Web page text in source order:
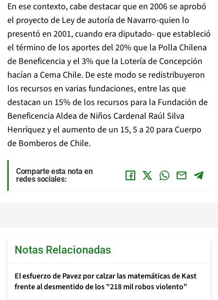
En ese contexto, cabe destacar que en 2006 se aprobó
el proyecto de Ley de autoría de Navarro-quien lo
presentó en 2001, cuando era diputado- que estableció
el término de los aportes del 20% que la Polla Chilena
de Beneficencia y el 3% que la Lotería de Concepción
hacían a Cema Chile. De este modo se redistribuyeron
los recursos en varias fundaciones, entre las que
destacan un 15% de los recursos para la Fundación de
Beneficencia Aldea de Niños Cardenal Raúl Silva
Henríquez y el aumento de un 15, 5 a 20 para Cuerpo
de Bomberos de Chile.
Comparte esta nota en
redes sociales:
Notas Relacionadas
El esfuerzo de Pavez por calzar las matemáticas de Kast
frente al desmentido de los "218 mil robos violento"